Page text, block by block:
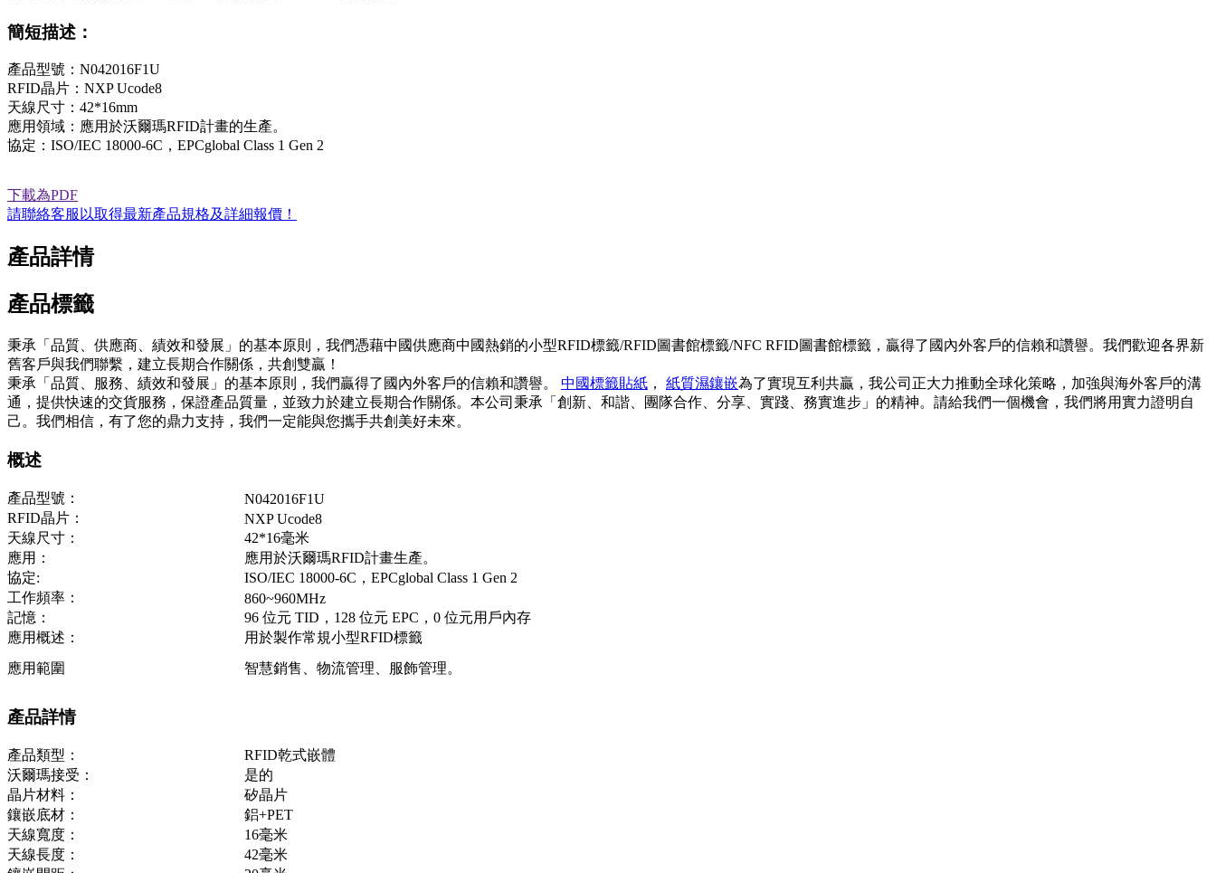
簡短描述：
產品型號：N042016F1U
RFID晶片：NXP Ucode8
天線尺寸：42*16mm
應用領域：應用於沃爾瑪RFID計畫的生產。
協定：ISO/IEC 18000-6C，EPCglobal Class 1 Gen 2
下載為PDF
請聯絡客服以取得最新產品規格及詳細報價！
產品詳情
產品標籤
秉承「品質、供應商、績效和發展」的基本原則，我們憑藉中國供應商中國熱銷的小型RFID標籤/RFID圖書館標籤/NFC RFID圖書館標籤，贏得了國內外客戶的信賴和讚譽。我們歡迎各界新
舊客戶與我們聯繫，建立長期合作關係，共創雙贏！
秉承「品質、服務、績效和發展」的基本原則，我們贏得了國內外客戶的信賴和讚譽。 中國標籤貼紙 ， 紙質濕鑲嵌為了實現互利共贏，我公司正大力推動全球化策略，加強與海外客戶的溝
通，提供快速的交貨服務，保證產品質量，並致力於建立長期合作關係。本公司秉承「創新、和諧、團隊合作、分享、實踐、務實進步」的精神。請給我們一個機會，我們將用實力證明自
己。我們相信，有了您的鼎力支持，我們一定能與您攜手共創美好未來。
概述
產品型號：
N042016F1U
RFID晶片：
NXP Ucode8
天線尺寸：
42*16毫米
應用：
應用於沃爾瑪RFID計畫生產。
協定:
ISO/IEC 18000-6C，EPCglobal Class 1 Gen 2
工作頻率：
860~960MHz
記憶：
96 位元 TID，128 位元 EPC，0 位元用戶內存
應用概述：
用於製作常規小型RFID標籤
應用範圍
智慧銷售、物流管理、服飾管理。
產品詳情
產品類型：
RFID乾式嵌體
沃爾瑪接受：
是的
晶片材料：
矽晶片
鑲嵌底材：
鋁+PET
天線寬度：
16毫米
天線長度：
42毫米